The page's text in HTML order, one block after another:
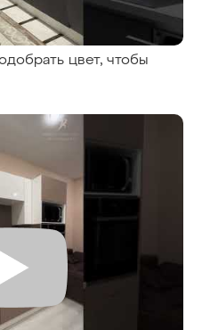
цвет, чтобы